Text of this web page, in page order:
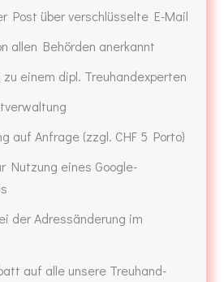
Post über verschlüsselte E-Mail
allen Behörden anerkannt
einem dipl. Treuhandexperten
auf Anfrage (zzgl. CHF 5 Porto)
Nutzung eines Google-
der Adressänderung im
auf alle unsere Treuhand-